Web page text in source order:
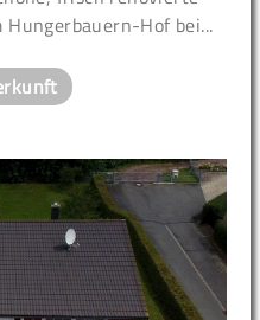
Hof bei...